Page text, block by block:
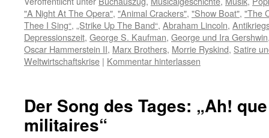
"A Night At The Opera", "Animal Crackers", "Show Boat", "The
Thee I Sing“, „Strike Up The Band“, Abraham Lincoln,
Depressionszeit, George S. Kaufman, George und Ira Gershwin
Oscar Hammerstein II, Marx Brothers, Morrie Ryskind, Satire
Weltwirtschaftskrise | Kommentar hinterlassen
Der Song des Tages: „Ah!
militaires“